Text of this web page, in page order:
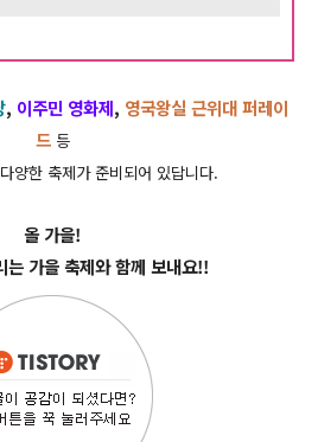
, 이주민 영화제, 영국왕실 근위대 퍼레이
드등
양한 축제가 준비되어 있답니다.
올 가을!
는 가을 축제와 함께 보내요!!